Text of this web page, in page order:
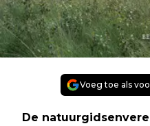
Voeg toe als
De